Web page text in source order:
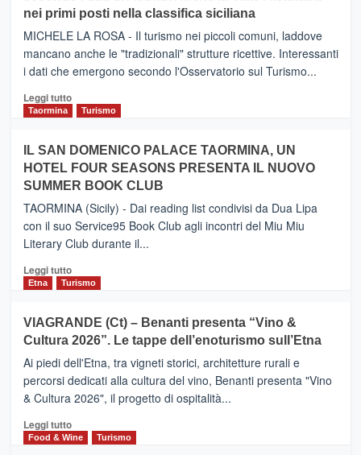
Inaugurato
il
nuovo
collegamento
tra
e
Zanzibar
da
Neos
nei primi posti nella classifica siciliana
MICHELE LA ROSA - Il turismo nei piccoli comuni, laddove
mancano anche le "tradizionali" strutture ricettive. Interessanti
i dati che emergono secondo l'Osservatorio sul Turismo...
Leggi tuttoLeggi
PIEDIMONTE
ETNEO
–
Meta
turistica
privilegiata
secondo
dati
di
Anche
la
Alcantara
nei
primi
nella
classifica
Taormina Turismo
IL SAN DOMENICO PALACE TAORMINA, UN
HOTEL FOUR SEASONS PRESENTA IL NUOVO
SUMMER BOOK CLUB
TAORMINA (Sicily) - Dai reading list condivisi da Dua Lipa
con il suo Service95 Book Club agli incontri del Miu Miu
Literary Club durante il...
Leggi tuttoLeggi
di
IL
SAN
DOMENICO
PALACE
TAORMINA,
UN
HOTEL
FOUR
Etna Turismo
VIAGRANDE (Ct) – Benanti presenta “Vino &
Cultura 2026”. Le tappe dell’enoturismo sull’Etna
Ai piedi dell'Etna, tra vigneti storici, architetture rurali e
percorsi dedicati alla cultura del vino, Benanti presenta "Vino
& Cultura 2026", il progetto di ospitalità...
Leggi tuttoLeggi
di
Food & Wine Turismo